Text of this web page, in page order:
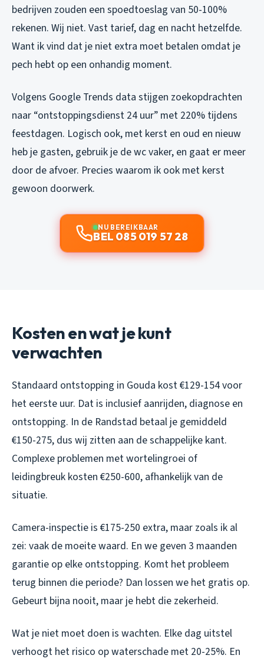
bedrijven zouden een spoedtoeslag van 50-100%
rekenen. Wij niet. Vast tarief, dag en nacht hetzelfde.
Want ik vind dat je niet extra moet betalen omdat je
pech hebt op een onhandig moment.
Volgens Google Trends data stijgen zoekopdrachten
naar “ontstoppingsdienst 24 uur” met 220% tijdens
feestdagen. Logisch ook, met kerst en oud en nieuw
heb je gasten, gebruik je de wc vaker, en gaat er meer
door de afvoer. Precies waarom ik ook met kerst
gewoon doorwerk.
NU BEREIKBAAR
BEL 085 019 57 28
Kosten en wat je kunt
verwachten
Standaard ontstopping in Gouda kost €129-154 voor
het eerste uur. Dat is inclusief aanrijden, diagnose en
ontstopping. In de Randstad betaal je gemiddeld
€150-275, dus wij zitten aan de schappelijke kant.
Complexe problemen met wortelingroei of
leidingbreuk kosten €250-600, afhankelijk van de
situatie.
Camera-inspectie is €175-250 extra, maar zoals ik al
zei: vaak de moeite waard. En we geven 3 maanden
garantie op elke ontstopping. Komt het probleem
terug binnen die periode? Dan lossen we het gratis op.
Gebeurt bijna nooit, maar je hebt die zekerheid.
Wat je niet moet doen is wachten. Elke dag uitstel
verhoogt het risico op waterschade met 20-25%. En